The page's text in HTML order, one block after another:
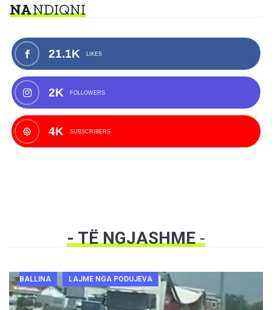
NANDIQNI
21.1K LIKES
2K FOLLOWERS
4K SUBSCRIBERS
- TË NGJASHME-
BALLINA LAJME NGA PODUJEVA